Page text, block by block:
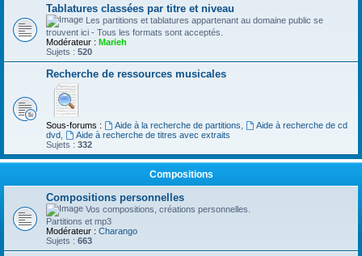
Tablatures classées par titre et niveau
Les partitions et tablatures appartenant au domaine public se
trouvent ici - Tous les formats sont acceptés.
Modérateur : Marieh
Sujets : 520
Recherche de ressources musicales
Sous-forums : Aide à la recherche de partitions
Aide à recherche de cd
dvd
Aide à recherche de titres avec extraits
Sujets : 332
Compositions
Compositions personnelles
Vos compositions, créations personnelles.
Partitions et mp3
Modérateur : Charango
Sujets : 663